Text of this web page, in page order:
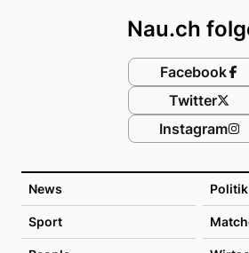
News Politik
Sport
Nau.ch
Facebook
Twitter
Instagram